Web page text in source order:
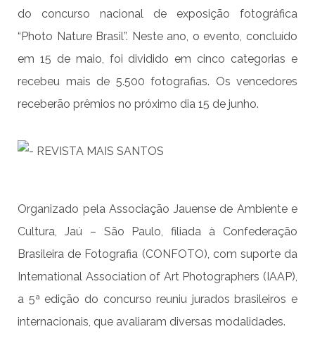
do concurso nacional de exposição fotográfica
“Photo Nature Brasil”. Neste ano, o evento, concluído
em 15 de maio, foi dividido em cinco categorias e
recebeu mais de 5.500 fotografias. Os vencedores
receberão prêmios no próximo dia 15 de junho.
Organizado pela Associação Jauense de Ambiente e
Cultura, Jaú – São Paulo, filiada à Confederação
Brasileira de Fotografia (CONFOTO), com suporte da
International Association of Art Photographers (IAAP),
a 5ª edição do concurso reuniu jurados brasileiros e
internacionais, que avaliaram diversas modalidades.